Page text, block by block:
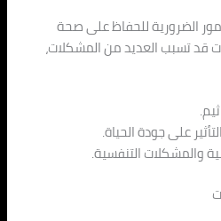
الضرورية للحفاظ على صحة
قد تسبب العديد من المشكلات،
على جودة الحياة.
والمشكلات التنفسية.